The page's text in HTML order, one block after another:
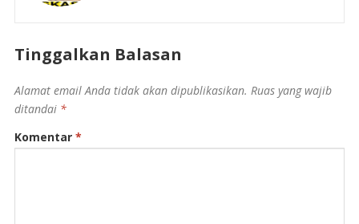
Tinggalkan Balasan
Alamat email Anda tidak akan dipublikasikan. Ruas yang wajib
ditandai *
Komentar *